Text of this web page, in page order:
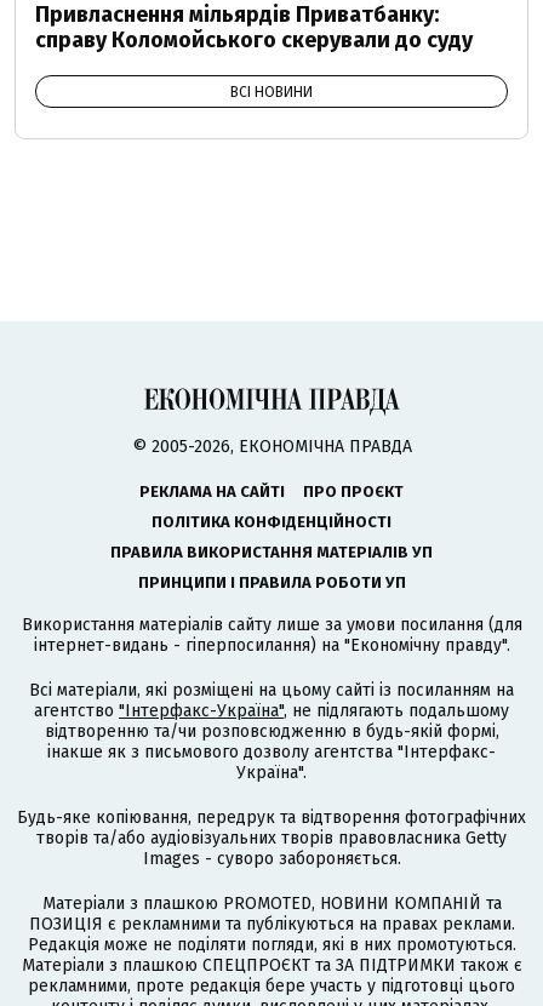
Привласнення мільярдів Приватбанку:
справу Коломойського скерували до суду
ВСІ НОВИНИ
© 2005-2026, ЕКОНОМІЧНА ПРАВДА
РЕКЛАМА НА САЙТІ
ПРО ПРОЄКТ
ПОЛІТИКА КОНФІДЕНЦІЙНОСТІ
ПРАВИЛА ВИКОРИСТАННЯ МАТЕРІАЛІВ УП
ПРИНЦИПИ І ПРАВИЛА РОБОТИ УП
Використання матеріалів сайту лише за умови посилання (для
інтернет-видань - гіперпосилання) на "Економічну правду".
Всі матеріали, які розміщені на цьому сайті із посиланням на
агентство "Інтерфакс-Україна", не підлягають подальшому
відтворенню та/чи розповсюдженню в будь-якій формі,
інакше як з письмового дозволу агентства "Інтерфакс-
Україна".
Будь-яке копіювання, передрук та відтворення фотографічних
творів та/або аудіовізуальних творів правовласника Getty
Images - суворо забороняється.
Матеріали з плашкою PROMOTED, НОВИНИ КОМПАНІЙ та
ПОЗИЦІЯ є рекламними та публікуються на правах реклами.
Редакція може не поділяти погляди, які в них промотуються.
Матеріали з плашкою СПЕЦПРОЄКТ та ЗА ПІДТРИМКИ також є
рекламними, проте редакція бере участь у підготовці цього